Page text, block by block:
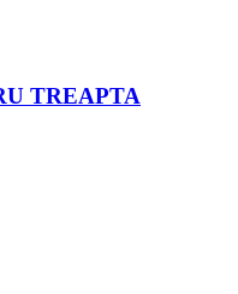
TREAPTA